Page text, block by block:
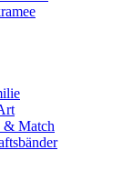
Match